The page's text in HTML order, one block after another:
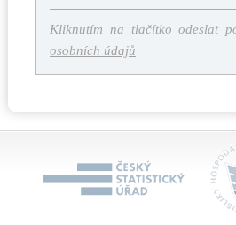
Kliknutím na tlačítko odeslat
osobních údajů